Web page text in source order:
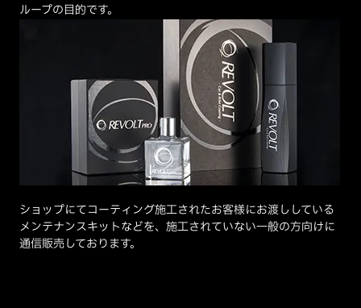
ループの目的です。
ショップにてコーティング施工されたお客様にお渡ししている
メンテナンスキットなどを、施工されていない一般の方向けに
通信販売しております。